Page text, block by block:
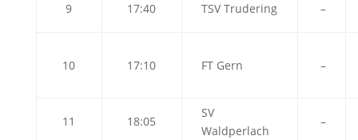
9 17:40 TSV Trudering –
10 17:10 FT Gern –
11 18:05
SV
Waldperlach
–